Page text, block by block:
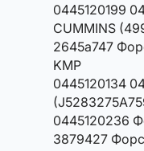
0445120199
CUMMINS
2645a747
KMP
0445120134
0445120236
3879427